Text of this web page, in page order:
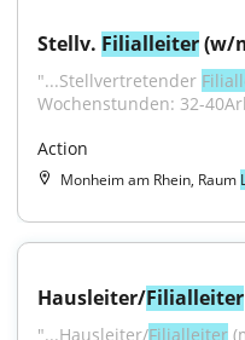
Stellv. Filialleiter (w/
"...Stellvertretender
Wochenstunden: 32-
Action
Monheim am Rhein, Raum
Hausleiter/Filialleiter
"...Hausleiter/Filialleiter